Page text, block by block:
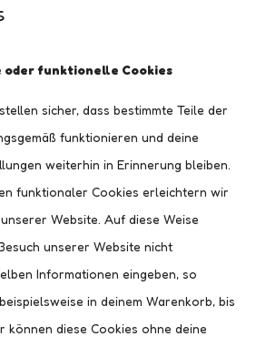
oder funktionelle Cookies
sicher, dass bestimmte Teile der
funktionieren und deine
weiterhin in Erinnerung bleiben.
funktionaler Cookies erleichtern wir
Website. Auf diese Weise
unserer Website nicht
Informationen eingeben, so
in deinem Warenkorb, bis
können diese Cookies ohne deine